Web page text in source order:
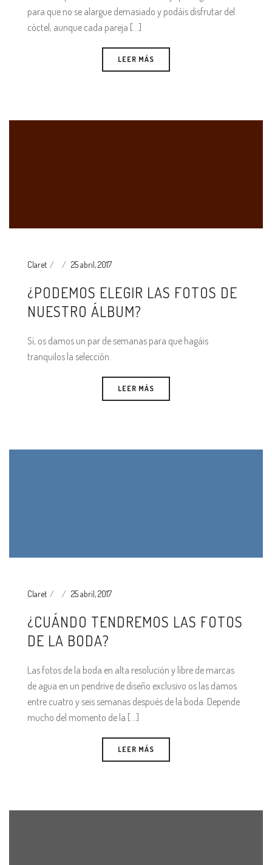
para que no se alargue demasiado y podáis disfrutar del
cóctel, aunque cada pareja [...]
LEER MÁS
Claret 25 abril, 2017
¿PODEMOS ELEGIR LAS FOTOS DE
NUESTRO ÁLBUM?
Sí, os damos un par de semanas para que hagáis
tranquilos la selección.
LEER MÁS
Claret 25 abril, 2017
¿CUÁNDO TENDREMOS LAS FOTOS
DE LA BODA?
Las fotos de la boda en alta resolución y libre de marcas
de agua en un pendrive de diseño exclusivo os las damos
entre cuatro y seis semanas después de la boda. Depende
mucho del momento de la [...]
LEER MÁS